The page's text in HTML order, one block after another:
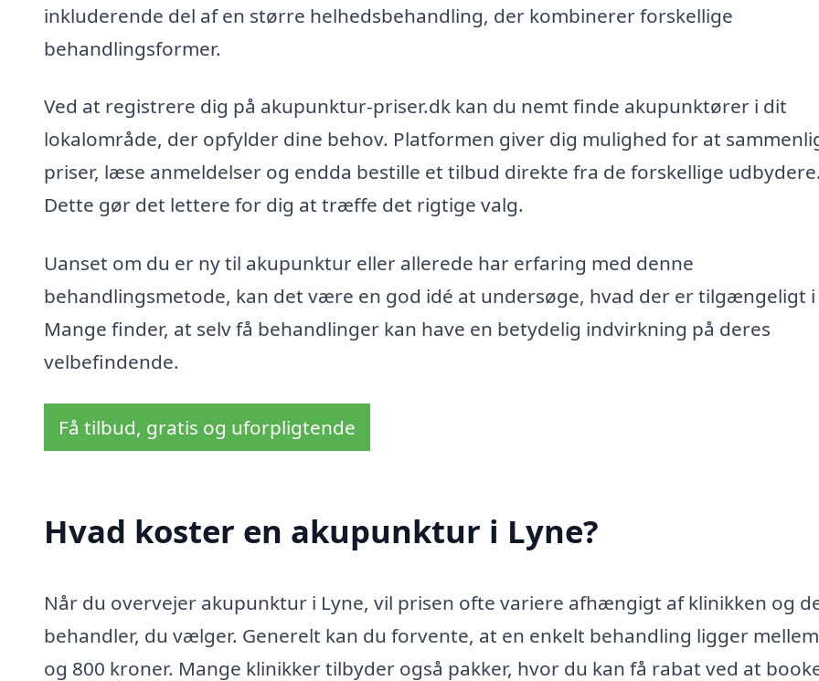
inkluderende del af en større helhedsbehandling, der kombinerer forskellige
behandlingsformer.
Ved at registrere dig på akupunktur-priser.dk kan du nemt finde akupunktører i dit
lokalområde, der opfylder dine behov. Platformen giver dig mulighed for at
priser, læse anmeldelser og endda bestille et tilbud direkte fra de forskellige udbydere.
Dette gør det lettere for dig at træffe det rigtige valg.
Uanset om du er ny til akupunktur eller allerede har erfaring med denne
behandlingsmetode, kan det være en god idé at undersøge, hvad der er tilgængeligt i
Mange finder, at selv få behandlinger kan have en betydelig indvirkning på deres
velbefindende.
Få tilbud, gratis og uforpligtende
Hvad koster en akupunktur i Lyne?
Når du overvejer akupunktur i Lyne, vil prisen ofte variere afhængigt af klinikken og
behandler, du vælger. Generelt kan du forvente, at en enkelt behandling ligger
og 800 kroner. Mange klinikker tilbyder også pakker, hvor du kan få rabat ved at